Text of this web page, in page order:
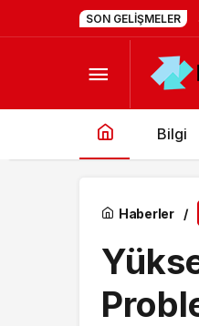
SON GELIŞMELER
Bilgi
Haberler
Yüksek